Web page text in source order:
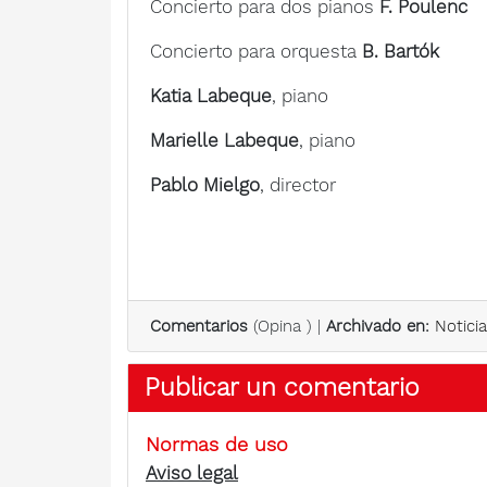
Concierto para dos pianos F. Poulenc
Concierto para orquesta B. Bartók
Katia Labeque, piano
Marielle Labeque, piano
Pablo Mielgo, director
Comentarios (Opina ) | Archivado en:
Publicar un comentario
Normas de uso
Aviso legal